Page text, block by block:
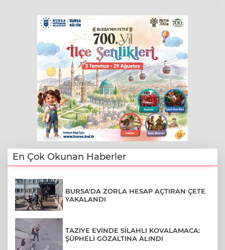
En Çok Okunan Haberler
BURSA'DA ZORLA HESAP AÇTIRAN ÇETE
YAKALANDI
TAZİYE EVİNDE SİLAHLI KOVALAMACA:
ŞÜPHELİ GÖZALTINA ALINDI